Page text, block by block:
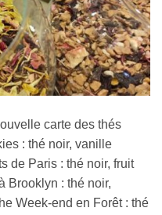
carte des thés
: thé noir, vanille
de Paris : thé noir, fruit
Brooklyn : thé noir,
Week-end en Forêt : thé